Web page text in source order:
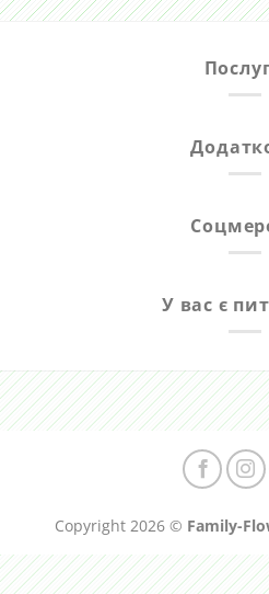
У вас є
Copyright 2026 © Family-